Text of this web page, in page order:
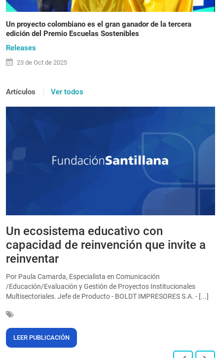
Un proyecto colombiano es el gran ganador de la tercera
edición del Premio Escuelas Sostenibles
Releases
23 de Oct de 2025
Artículos Ver todos
Un ecosistema educativo con
capacidad de reinvención que invite a
reinventar
Por Paula Camarda, Especialista en Comunicación
/Educación/Evaluación y Gestión de Proyectos Institucionales
Multisectoriales. Jefe de Producto - BOLDT IMPRESORES S.A. - [...]
LEER PUBLICACIÓN